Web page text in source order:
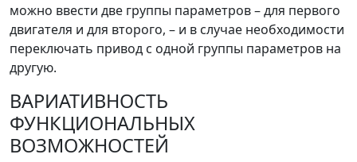
можно ввести две группы параметров – для первого
двигателя и для второго, – и в случае необходимости
переключать привод с одной группы параметров на
другую.
ВАРИАТИВНОСТЬ
ФУНКЦИОНАЛЬНЫХ
ВОЗМОЖНОСТЕЙ